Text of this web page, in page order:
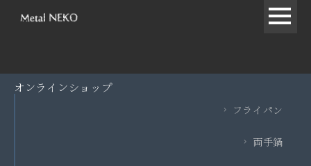
オンラインショップ
フライパン
両手鍋